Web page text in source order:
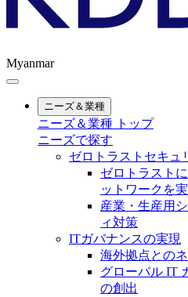
Myanmar
ニーズ＆業種
ニーズ＆業種 トップ
ニーズで探す
ゼロトラストセキュ
ゼロトラスト
ットワークを
産業・生産用
ィ対策
ITガバナンスの実現
海外拠点との
グローバル IT
の創出